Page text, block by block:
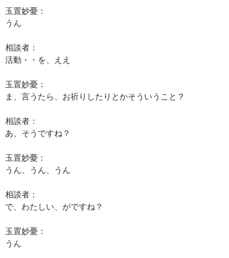
玉置妙憂：
うん
相談者：
活動・・を、ええ
玉置妙憂：
ま、言うたら、お祈りしたりとかそういうこと？
相談者：
あ、そうですね？
玉置妙憂：
うん、うん、うん
相談者：
で、わたしい、がですね？
玉置妙憂：
うん